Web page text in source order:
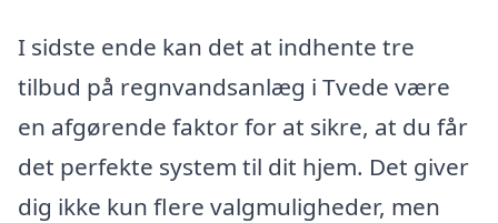
I sidste ende kan det at indhente tre
tilbud på regnvandsanlæg i Tvede være
en afgørende faktor for at sikre, at du får
det perfekte system til dit hjem. Det giver
dig ikke kun flere valgmuligheder, men